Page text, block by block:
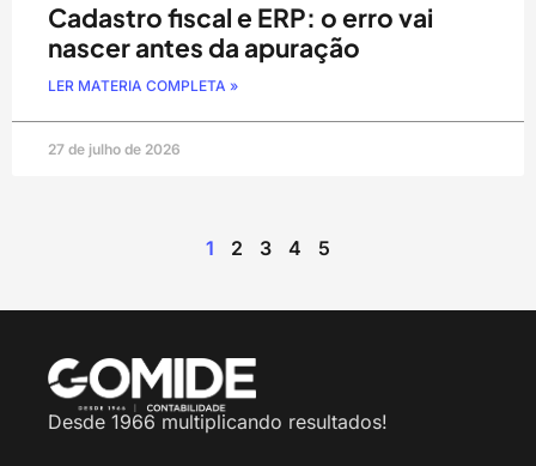
Cadastro fiscal e ERP: o erro vai
nascer antes da apuração
LER MATERIA COMPLETA »
27 de julho de 2026
1 2 3 4 5
Desde 1966 multiplicando resultados!